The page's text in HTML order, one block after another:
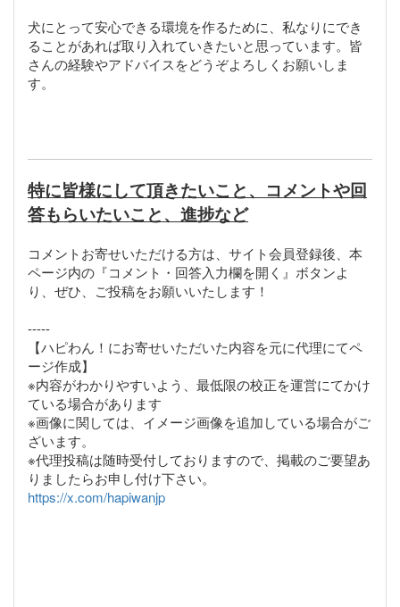
犬にとって安心できる環境を作るために、私なりにでき
ることがあれば取り入れていきたいと思っています。皆
さんの経験やアドバイスをどうぞよろしくお願いしま
す。
特に皆様にして頂きたいこと、コメントや回
答もらいたいこと、進捗など
コメントお寄せいただける方は、サイト会員登録後、本
ページ内の『コメント・回答入力欄を開く』ボタンよ
り、ぜひ、ご投稿をお願いいたします！
-----
【ハピわん！にお寄せいただいた内容を元に代理にてペ
ージ作成】
※内容がわかりやすいよう、最低限の校正を運営にてかけ
ている場合があります
※画像に関しては、イメージ画像を追加している場合がご
ざいます。
※代理投稿は随時受付しておりますので、掲載のご要望あ
https://x.com/hapiwanjp